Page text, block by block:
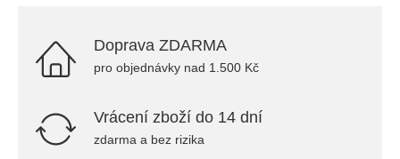
Doprava ZDARMA
pro objednávky nad 1.500 Kč
Vrácení zboží do 14 dní
zdarma a bez rizika